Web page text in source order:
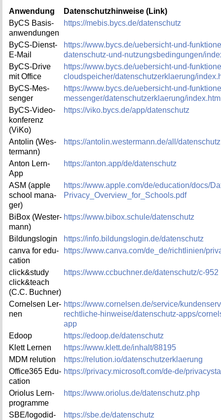
An­wen­dung
Da­ten­schutz­hin­wei­se (Link)
ByCS Ba­sis­
an­wen­dun­gen
https://​mebis.​bycs.​de/​datenschutz
ByCS-Dienst-
E-Mail
https://​www.​bycs.​de/​uebersicht-und-
datenschutz-und-nutzungsbedingungen/​
ByCS-Dri­ve
mit Of­fice
https://​www.​bycs.​de/​uebersicht-und-
cloudspeicher/​datenschutzerklaerung/​
ByCS-Mes­
sen­ger
https://​www.​bycs.​de/​uebersicht-und-
messenger/​datenschutzerklaerung/​
ByCS-Vi­deo­
kon­fe­renz
(ViKo)
https://​viko.​bycs.​de/​app/​datenschutz
An­to­lin (Wes­
ter­mann)
https://​antolin.​westermann.​de/​all/​
Anton Lern-
App
https://​anton.​app/​de/​datenschutz
ASM (apple
school ma­na­
ger)
https://​www.​apple.​com/​de/​education/​docs/​
Privacy_​Overview_​for_​Schools.​pdf
BiBox (Wes­ter­
mann)
https://​www.​bibox.​schule/da­ten­schutz
Bil­dungs­lo­gin
https://​info.​bildungslogin.​de/​datenschutz
canva for edu­
ca­ti­on
https://​www.​canva.​com/​de_​de/​richtlinien/​
click&study
click&teach
(C.C. Buch­ner)
https://​www.​ccbuchner.​de/​datenschutz/​c-952
Cor­nel­sen Ler­
nen
https://​www.​cornelsen.​de/​service/​
rechtliche-hinweise/​datenschutz-apps/​
app
Edoop
https://​edoop.​de/​datenschutz
Klett Ler­nen
https://​www.​klett.​de/​inhalt/​88195
MDM re­lu­ti­on
https://​relution.​io/​datenschutzerklaerung
Of­fice­365 Edu­
ca­ti­on
https://​privacy.​microsoft.​com/​de-de/​
Orio­lus Lern­
pro­gram­me
https://​www.​oriolus.​de/​datenschutz.​php
SBE/lo­go­did­
https://​sbe.​de/​datenschutz